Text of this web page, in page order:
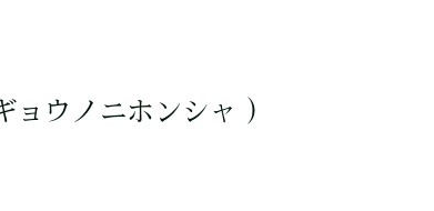
ョウノニホンシャ ）